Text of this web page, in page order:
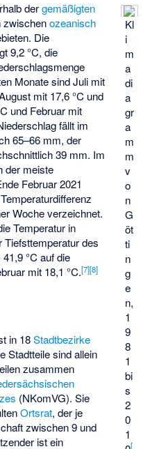
Kl
i
m
a
di
a
gr
a
m
m
v
o
n
G
öt
ti
n
g
e
n,
1
9
8
1
bi
s
2
0
1
[
dergemäßigten
zwischenozeanisch
Die
9,2 °C, die
Monate sind Juli mit
mit 17,6 °C und
und Februar mit
fällt im
65–66 mm, der
39 mm. Im
der meiste
Februar 2021
Woche verzeichnet.
Temperatur in
Tiefsttemperatur des
°C auf die
mit 18,1 °C.[7][8]
in 18Stadtbezirke
Stadtteile sind allein
zusammen
(NKomVG). Sie
Ortsrat, der je
zwischen 9 und
ist ein